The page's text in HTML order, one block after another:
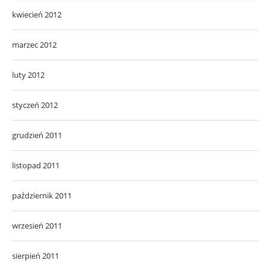
kwiecień 2012
marzec 2012
luty 2012
styczeń 2012
grudzień 2011
listopad 2011
październik 2011
wrzesień 2011
sierpień 2011